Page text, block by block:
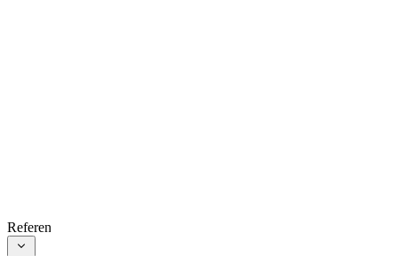
References